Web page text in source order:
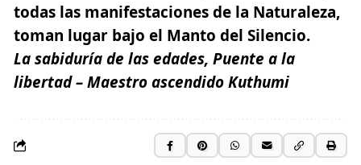
todas las manifestaciones de la Naturaleza,
toman lugar bajo el Manto del Silencio.
La sabiduría de las edades, Puente a la
libertad – Maestro ascendido Kuthumi